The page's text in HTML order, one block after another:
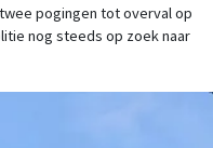
pogingen tot overval op
nog steeds op zoek naar